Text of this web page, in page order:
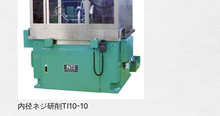
内径ネジ研削TI10-10